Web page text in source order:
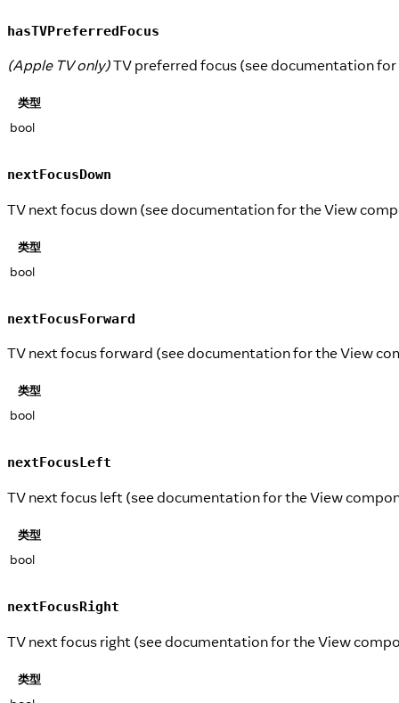
hasTVPreferredFocus
(Apple TV only)TV preferred focus (see documentation
类型
bool
nextFocusDown
TV next focus down (see documentation for the View
类型
bool
nextFocusForward
TV next focus forward (see documentation for the View
类型
bool
nextFocusLeft
TV next focus left (see documentation for the View
类型
bool
nextFocusRight
TV next focus right (see documentation for the View
类型